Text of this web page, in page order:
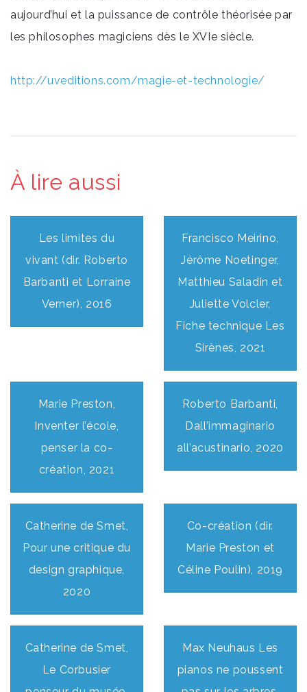
aujourd’hui et la puissance de contrôle théorisée par
les philosophes magiciens dès le XVIe siècle.
http://uveditions.com/magie-et-technologie/
À lire aussi
Les limites du
vivant (dir. Roberto
Barbanti et Lorraine
Verner), 2016
Francisco Meirino,
Jérôme Noetinger,
Matthieu Saladin et
Juliette Volcler,
Fiche technique Les
Sirènes, 2021
Marie Preston,
Inventer l’école,
penser la co-
création, 2021
Roberto Barbanti,
Dall’immaginario
all’acustinario, 2020
Catherine de Smet,
Pour une critique du
design graphique,
2020
Co-création (dir.
Marie Preston et
Céline Poulin), 2019
Catherine de Smet,
Le Corbusier
Max Neuhaus Les
pianos ne poussent